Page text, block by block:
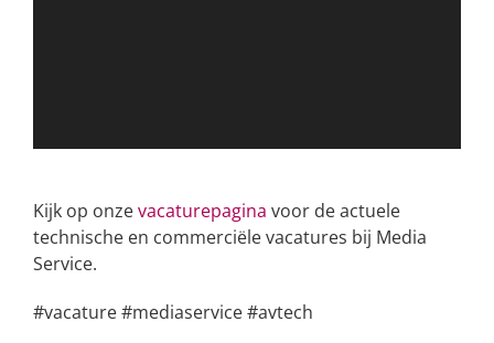
Kijk op onzevacaturepagina voor de actuele
technische en commerciële vacatures bij Media
Service.
#vacature #mediaservice #avtech